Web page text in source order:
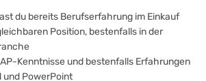
du bereits Berufserfahrung im Einkauf
Position, bestenfalls in der
Kenntnisse und bestenfalls Erfahrungen
und PowerPoint